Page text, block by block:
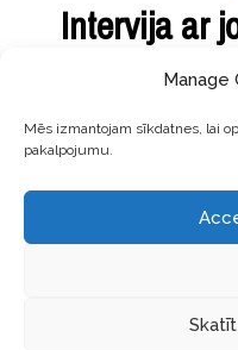
Manage
Mēs izmantojam sīkdatnes, lai
pakalpojumu.
Intervija ar
Elīnu
Pirms kāda laika
nonāca Elīna Vanaga
kvalitatīvs ir Elīnas
staroja patīkama
Online nodarbībām.